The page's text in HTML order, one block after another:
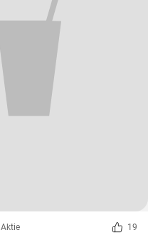
Aktie 19